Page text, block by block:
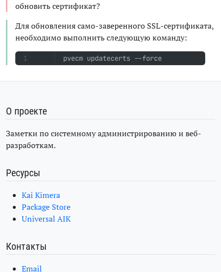
обновить сертификат?
Для обновления само-заверенного SSL-сертификата,
необходимо выполнить следующую команду:
pvecm updatecerts --force
О проекте
Заметки по системному администрированию и веб-
разработкам.
Ресурсы
Kai Kimera
Package Store
Universal AIK
Контакты
Email